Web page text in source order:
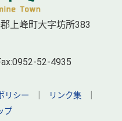
上峰町大字坊所383
52-4935
リシー リンク集
プ